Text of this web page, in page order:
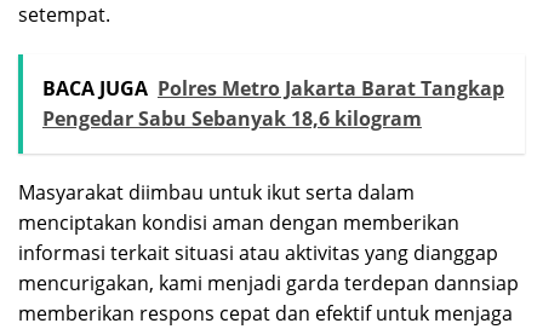
setempat.
BACA JUGA Polres Metro Jakarta Barat Tangkap
Pengedar Sabu Sebanyak 18,6 kilogram
Masyarakat diimbau untuk ikut serta dalam
menciptakan kondisi aman dengan memberikan
informasi terkait situasi atau aktivitas yang dianggap
mencurigakan, kami menjadi garda terdepan dannsiap
memberikan respons cepat dan efektif untuk menjaga